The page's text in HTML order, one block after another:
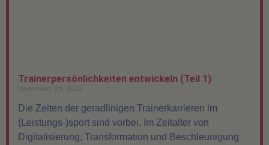
Trainerpersönlichkeiten entwickeln (Teil 1)
Dezember 29, 2022
Die Zeiten der geradlinigen Trainerkarrieren im
(Leistungs-)sport sind vorbei. Im Zeitalter von
Digitalisierung, Transformation und Beschleunigung